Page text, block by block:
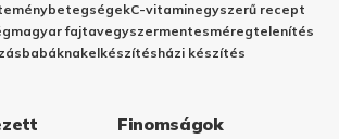
betegségekC-vitaminegyszerű recept
magyar fajtavegyszermentesméregtelenítés
babáknakelkészítésházi készítés
Finomságok